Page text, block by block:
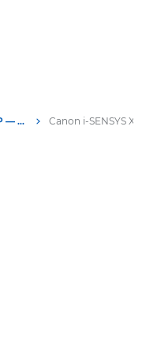
Canon i-SENSYS X C1333P — printeri ar vienu funkciju